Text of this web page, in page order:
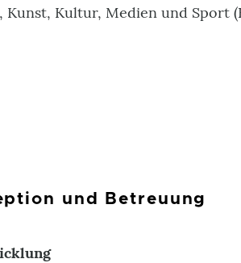
Kultur, Medien und Sport
und Betreuung